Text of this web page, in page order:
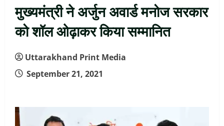
मुख्यमंत्री ने अर्जुन अवार्ड मनोज सरकार
को शॉल ओढ़ाकर किया सम्मानित
Uttarakhand Print Media
September 21, 2021